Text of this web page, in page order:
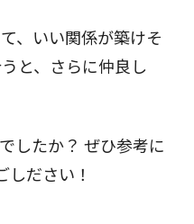
、いい関係が築けそ
と、さらに仲良し
したか？ ぜひ参考に
しださい！